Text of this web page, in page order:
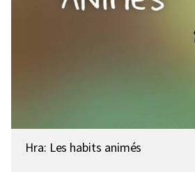
Hra: Les habits animés